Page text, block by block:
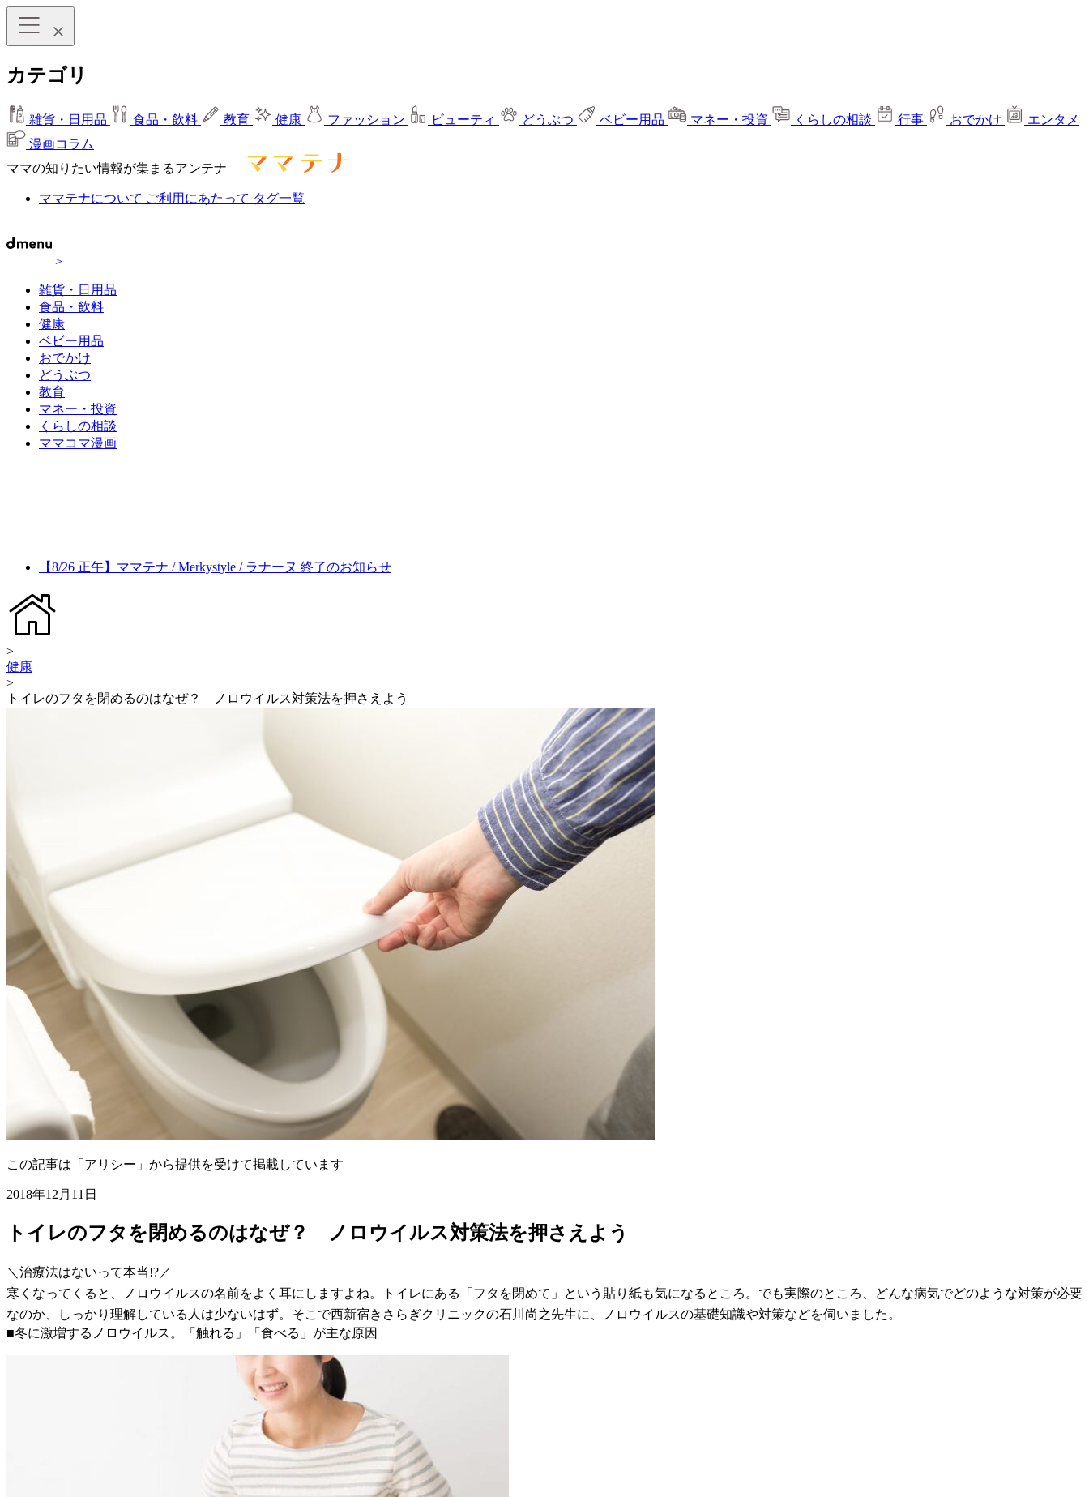
カテゴリ
雑貨・日用品 食品・飲料 教育 健康 ファッション ビューティ どうぶつ ベビー用品 マネー・投資 くらしの相談 行事 おでかけ
エンタメ
漫画コラム
ママの知りたい情報が集まるアンテナ
ママテナについて ご利用にあたって タグ一覧
>
雑貨・日用品
食品・飲料
健康
ベビー用品
おでかけ
どうぶつ
教育
マネー・投資
くらしの相談
ママコマ漫画
【8/26 正午】ママテナ / Merkystyle / ラナーヌ 終了のお知らせ
>
健康
>
トイレのフタを閉めるのはなぜ？ ノロウイルス対策法を押さえよう
この記事は「アリシー」から提供を受けて掲載しています
2018年12月11日
トイレのフタを閉めるのはなぜ？ ノロウイルス対策法を押さえよう
＼治療法はないって本当!?／
寒くなってくると、ノロウイルスの名前をよく耳にしますよね。トイレにある「フタを閉めて」という貼り紙も気になるところ。でも実際のところ、どんな病気でどのような対策が必要
なのか、しっかり理解している人は少ないはず。そこで西新宿きさらぎクリニックの石川尚之先生に、ノロウイルスの基礎知識や対策などを伺いました。
■冬に激増するノロウイルス。「触れる」「食べる」が主な原因